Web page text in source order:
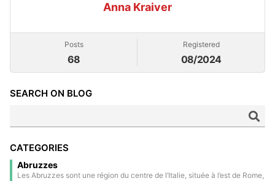
Anna Kraiver
Posts
68
Registered
08/2024
SEARCH ON BLOG
CATEGORIES
Abruzzes
Les Abruzzes sont une région du centre de l’Italie, située à l’est de Rome,